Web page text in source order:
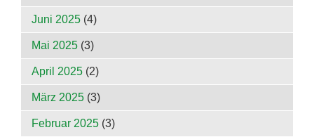
Juni 2025 (4)
Mai 2025 (3)
April 2025 (2)
März 2025 (3)
Februar 2025 (3)